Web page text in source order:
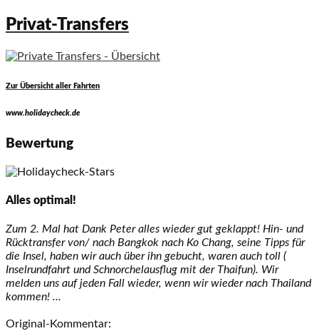
Privat-Transfers
Zur Übersicht aller Fahrten
www.holidaycheck.de
Bewertung
Alles optimal!
Zum 2. Mal hat Dank Peter alles wieder gut geklappt! Hin- und
Rücktransfer von/ nach Bangkok nach Ko Chang, seine Tipps für
die Insel, haben wir auch über ihn gebucht, waren auch toll (
Inselrundfahrt und Schnorchelausflug mit der Thaifun). Wir
melden uns auf jeden Fall wieder, wenn wir wieder nach Thailand
kommen! ...
Original-Kommentar: